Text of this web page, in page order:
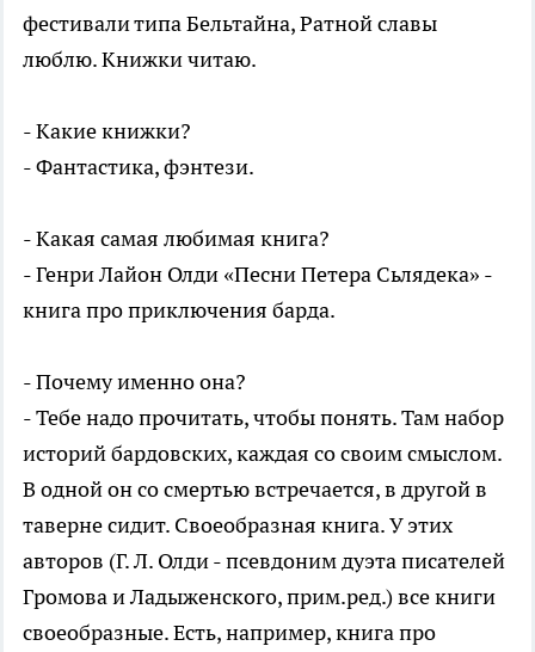
фестивали типа Бельтайна, Ратной славы
люблю. Книжки читаю.
- Какие книжки?
- Фантастика, фэнтези.
- Какая самая любимая книга?
- Генри Лайон Олди «Песни Петера Сьлядека» -
книга про приключения барда.
- Почему именно она?
- Тебе надо прочитать, чтобы понять. Там набор
историй бардовских, каждая со своим смыслом.
В одной он со смертью встречается, в другой в
таверне сидит. Своеобразная книга. У этих
авторов (Г. Л. Олди - псевдоним дуэта писателей
Громова и Ладыженского, прим.ред.) все книги
своеобразные. Есть, например, книга про